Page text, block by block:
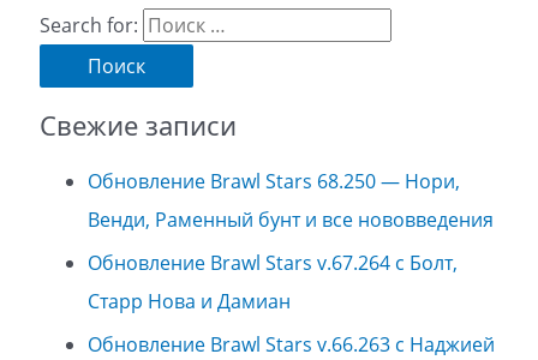
Search for:
Свежие записи
Обновление Brawl Stars 68.250 — Нори,
Венди, Раменный бунт и все нововведения
Обновление Brawl Stars v.67.264 с Болт,
Старр Нова и Дамиан
Обновление Brawl Stars v.66.263 с Наджией